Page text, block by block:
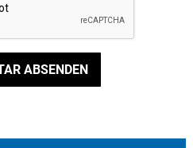
ABSENDEN